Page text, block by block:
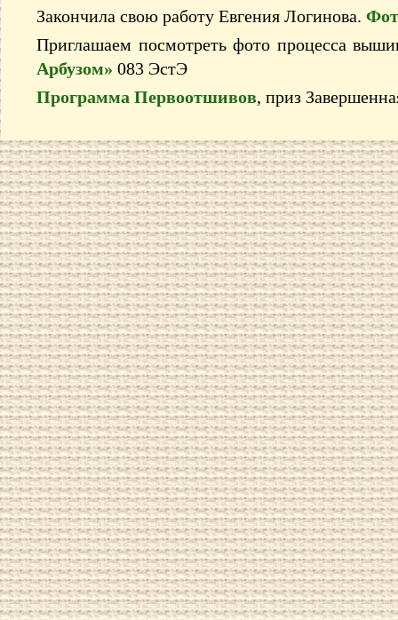
Закончила свою работу Евгения Логинова.
Приглашаем посмотреть фото процесса
Арбузом» 083 ЭстЭ
Программа Первоотшивов, приз